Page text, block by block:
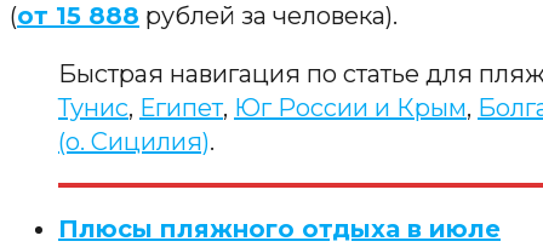
(от 15 888 рублей за человека).
Быстрая навигация по статье для
Тунис, Египет, Юг России и Крым,
(о. Сицилия).
Плюсы пляжного отдыха в июле